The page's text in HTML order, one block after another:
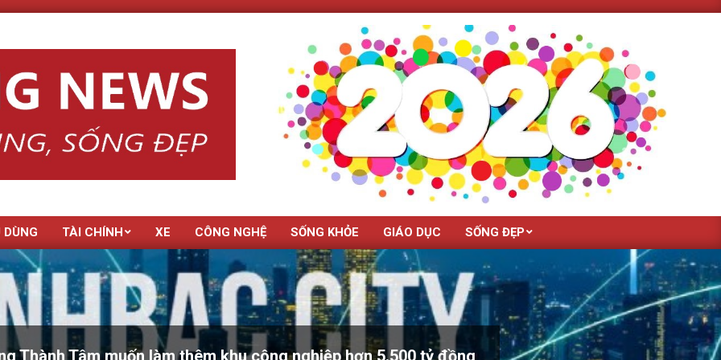
TÀI CHÍNH XE CÔNG NGHỆ SỐNG KHỎE GIÁO DỤC SỐNG ĐẸP
Thành Tâm muốn làm thêm khu công nghiệp hơn 5.500 tỷ đồng